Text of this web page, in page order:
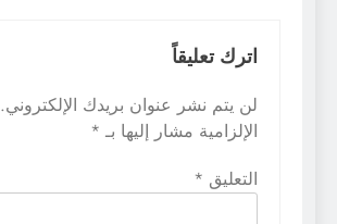
اترك تعليقاً
لن يتم نشر عنوان بريدك الإلكتروني.
الإلزامية مشار إليها بـ *
التعليق *